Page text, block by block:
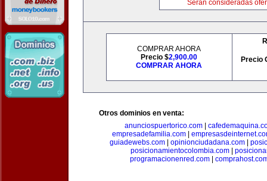
Serán consideradas
COMPRAR AHORA
Precio $2,900.00
COMPRAR AHORA
Precio
Otros dominios en venta:
anunciospuertorico.com|
empresadefamilia.com
guiadewebs.com
opinionciudadana.com
posicionamientocolombia.com|
programacionenred.com